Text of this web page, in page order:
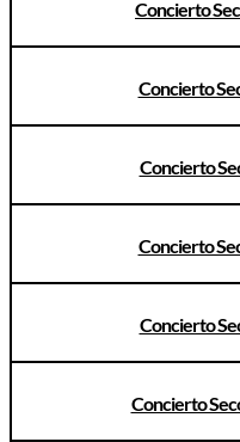
Concierto
Concierto
Concierto
Concierto
Concierto
Concierto